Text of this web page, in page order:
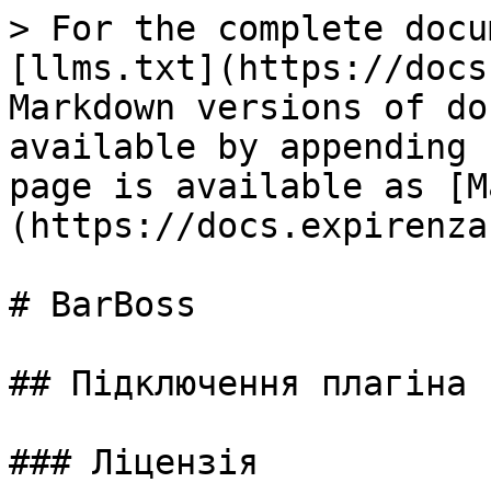
> For the complete
[llms.txt](https://
Markdown versions of
available by
page is available as
(https://
# BarBoss
## Підключення
### Ліцензія